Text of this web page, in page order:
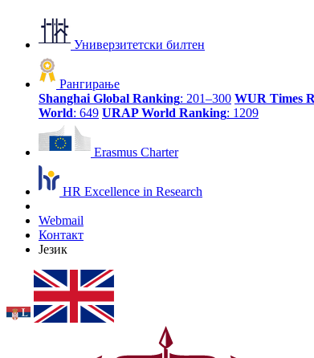
Универзитетски билтен
Рангирање
Shanghai Global Ranking: 201–300 WUR Times
World: 649 URAP World Ranking: 1209
Erasmus Charter
HR Excellence in Research
Webmail
Контакт
Језик